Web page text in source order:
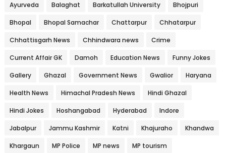
Ayurveda Balaghat Barkatullah University Bhojpuri
Bhopal Bhopal Samachar Chattarpur Chhatarpur
Chhattisgarh News Chhindwara news Crime
Current Affair GK Damoh Education News Funny Jokes
Gallery Ghazal Government News Gwalior Haryana
Health News Himachal Pradesh News Hindi Ghazal
Hindi Jokes Hoshangabad Hyderabad Indore
Jabalpur Jammu Kashmir Katni Khajuraho Khandwa
Khargaun MP Police MP news MP tourism